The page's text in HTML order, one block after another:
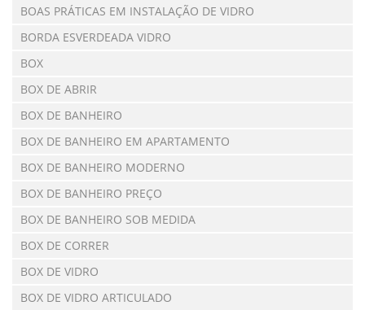
BOAS PRÁTICAS EM INSTALAÇÃO DE VIDRO
BORDA ESVERDEADA VIDRO
BOX
BOX DE ABRIR
BOX DE BANHEIRO
BOX DE BANHEIRO EM APARTAMENTO
BOX DE BANHEIRO MODERNO
BOX DE BANHEIRO PREÇO
BOX DE BANHEIRO SOB MEDIDA
BOX DE CORRER
BOX DE VIDRO
BOX DE VIDRO ARTICULADO